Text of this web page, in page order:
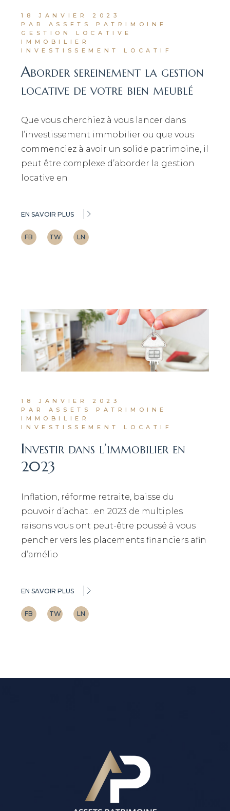
18 JANVIER 2023
PAR ASSETS PATRIMOINE
GESTION LOCATIVE
IMMOBILIER
INVESTISSEMENT LOCATIF
Aborder sereinement la gestion
locative de votre bien meublé
Que vous cherchiez à vous lancer dans
l’investissement immobilier ou que vous
commenciez à avoir un solide patrimoine, il
peut être complexe d’aborder la gestion
locative en
EN SAVOIR PLUS
FB TW LN
18 JANVIER 2023
PAR ASSETS PATRIMOINE
IMMOBILIER
INVESTISSEMENT LOCATIF
Investir dans l’immobilier en
2023
Inflation, réforme retraite, baisse du
pouvoir d’achat…en 2023 de multiples
raisons vous ont peut-être poussé à vous
pencher vers les placements financiers afin
d’amélio
EN SAVOIR PLUS
FB TW LN